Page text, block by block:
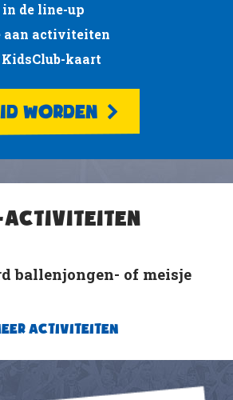
in de line-up
aan activiteiten
KidsClub-kaart
WORDEN
ACTIVITEITEN
ballenjongen- of meisje
ACTIVITEITEN